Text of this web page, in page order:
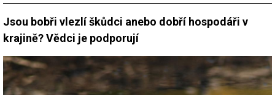
Jsou bobři vlezlí škůdci anebo dobří hospodáři v
krajině? Vědci je podporují